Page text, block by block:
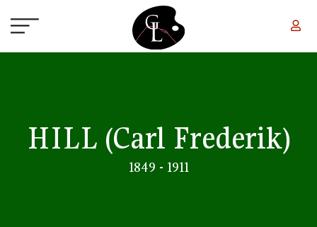
HILL (Carl Frederik)
1849 - 1911